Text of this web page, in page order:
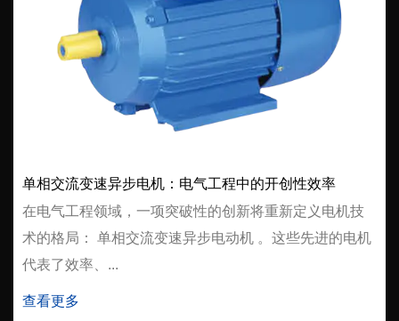
单相交流变速异步电机：电气工程中的开创性效率
在电气工程领域，一项突破性的创新将重新定义电机技
术的格局： 单相交流变速异步电动机 。这些先进的电机
代表了效率、...
查看更多